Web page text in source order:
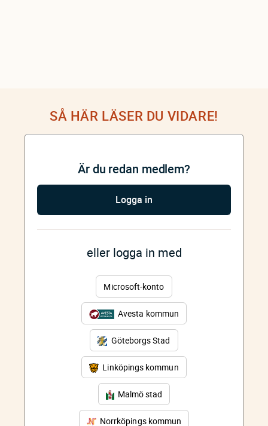
SÅ HÄR LÄSER DU VIDARE!
Är du redan medlem?
Logga in
eller logga in med
Microsoft-konto
Avesta kommun
Göteborgs Stad
Linköpings kommun
Malmö stad
Norrköpings kommun